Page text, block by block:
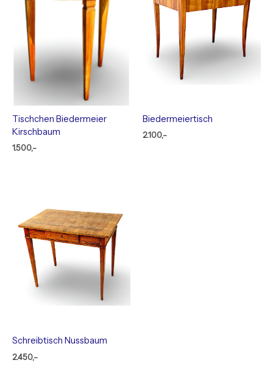
Tischchen Biedermeier
Kirschbaum
1.500,-
Biedermeiertisch
2.100,-
Schreibtisch Nussbaum
2.450,-